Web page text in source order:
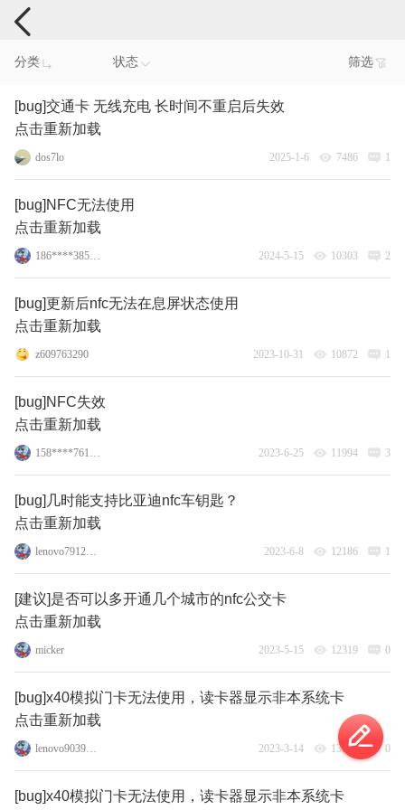
手机反馈
分类 状态 筛选
[bug]交通卡 无线充电 长时间不重启后失效
点击重新加载
dos7lo 2025-1-6 7486 1
[bug]NFC无法使用
点击重新加载
186****3855_26 2024-5-15 10303 2
[bug]更新后nfc无法在息屏状态使用
点击重新加载
z609763290 2023-10-31 10872 1
[bug]NFC失效
点击重新加载
158****7611_3 2023-6-25 11994 3
[bug]几时能支持比亚迪nfc车钥匙？
点击重新加载
lenovo79121511 2023-6-8 12186 1
[建议]是否可以多开通几个城市的nfc公交卡
点击重新加载
micker 2023-5-15 12319 0
[bug]x40模拟门卡无法使用，读卡器显示非本系统卡
点击重新加载
lenovo90396726 2023-3-14 13557 0
[bug]x40模拟门卡无法使用，读卡器显示非本系统卡